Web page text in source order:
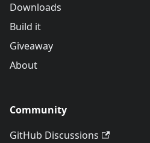
Downloads
Build it
Giveaway
About
Community
GitHub Discussions